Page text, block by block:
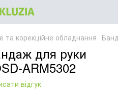
та корекційне обладнання
для руки
ARM5302
відгук